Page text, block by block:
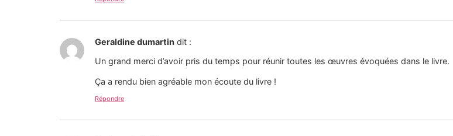
Geraldine dumartin dit :
Un grand merci d’avoir pris du temps pour réunir toutes les œuvres évoquées dans le livre.
Ça a rendu bien agréable mon écoute du livre !
Répondre